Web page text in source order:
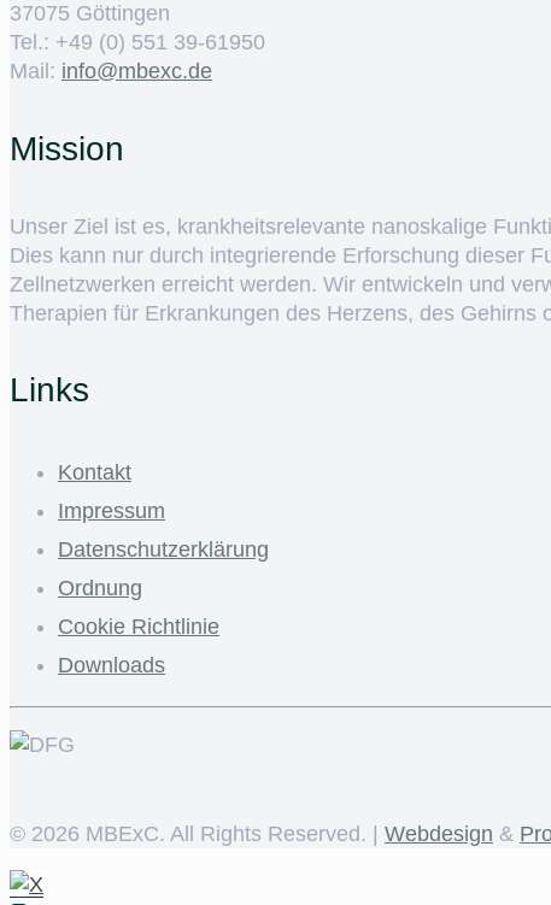
37075 Göttingen
Tel.: +49 (0) 551 39-61950
Mail: ed.cxebm@ofni
Mission
Unser Ziel ist es, krankheitsrelevante nanoskalige
Dies kann nur durch integrierende Erforschung dieser
Zellnetzwerken erreicht werden. Wir entwickeln und
Therapien für Erkrankungen des Herzens, des Gehirns
Links
Kontakt
Impressum
Datenschutzerklärung
Ordnung
Cookie Richtlinie
Downloads
© 2026 MBExC. All Rights Reserved. | Webdesign &